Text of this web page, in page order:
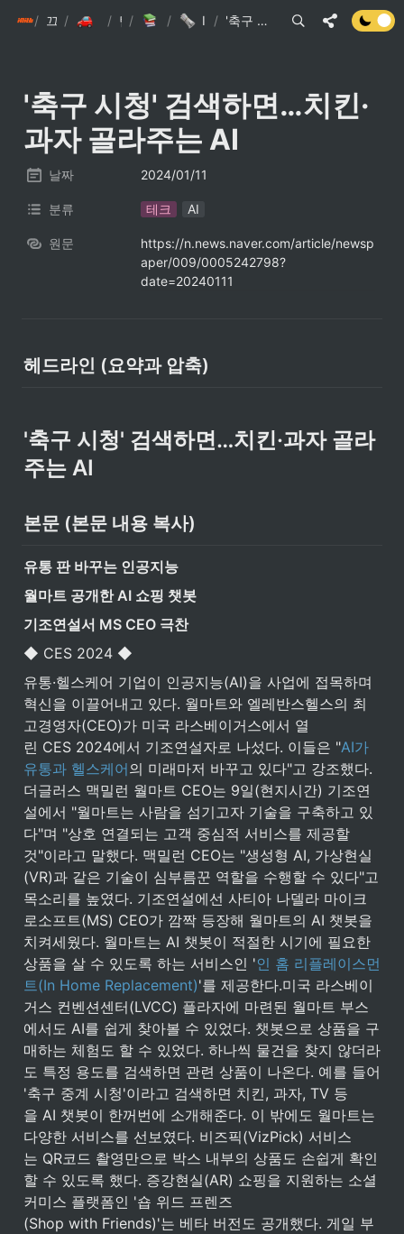
init6
/ 끄적끄적
/ 손현준 끄적끄적
/ 팁
/ IT관련 기사
/ IT관련 이슈 스크랩/ '축구 시청' 검색하면…치킨·과자 골라주는 AI
'축구 시청' 검색하면…치킨·
과자 골라주는 AI
날짜 2024/01/11
분류 테크 AI
원문
https://n.news.naver.com/article/newsp
aper/009/0005242798?
date=20240111
헤드라인 (요약과 압축)
'축구 시청' 검색하면…치킨·과자 골라
주는 AI
본문 (본문 내용 복사)
유통 판 바꾸는 인공지능
월마트 공개한 AI 쇼핑 챗봇
기조연설서 MS CEO 극찬
◆ CES 2024 ◆
유통·헬스케어 기업이 인공지능(AI)을 사업에 접목하며
혁신을 이끌어내고 있다. 월마트와 엘레반스헬스의 최
고경영자(CEO)가 미국 라스베이거스에서 열
린 CES 2024에서 기조연설자로 나섰다. 이들은 "AI가
유통과 헬스케어의 미래마저 바꾸고 있다"고 강조했다.
더글러스 맥밀런 월마트 CEO는 9일(현지시간) 기조연
설에서 "월마트는 사람을 섬기고자 기술을 구축하고 있
다"며 "상호 연결되는 고객 중심적 서비스를 제공할
것"이라고 말했다. 맥밀런 CEO는 "생성형 AI, 가상현실
(VR)과 같은 기술이 심부름꾼 역할을 수행할 수 있다"고
목소리를 높였다. 기조연설에선 사티아 나델라 마이크
로소프트(MS) CEO가 깜짝 등장해 월마트의 AI 챗봇을
치켜세웠다. 월마트는 AI 챗봇이 적절한 시기에 필요한
상품을 살 수 있도록 하는 서비스인 '인 홈 리플레이스먼
트(In Home Replacement)'를 제공한다.미국 라스베이
거스 컨벤션센터(LVCC) 플라자에 마련된 월마트 부스
에서도 AI를 쉽게 찾아볼 수 있었다. 챗봇으로 상품을 구
매하는 체험도 할 수 있었다. 하나씩 물건을 찾지 않더라
도 특정 용도를 검색하면 관련 상품이 나온다. 예를 들어
'축구 중계 시청'이라고 검색하면 치킨, 과자, TV 등
을 AI 챗봇이 한꺼번에 소개해준다. 이 밖에도 월마트는
다양한 서비스를 선보였다. 비즈픽(VizPick) 서비스
는 QR코드 촬영만으로 박스 내부의 상품도 손쉽게 확인
할 수 있도록 했다. 증강현실(AR) 쇼핑을 지원하는 소셜
커미스 플랫폼인 '숍 위드 프렌즈
(Shop with Friends)'는 베타 버전도 공개했다. 게일 부